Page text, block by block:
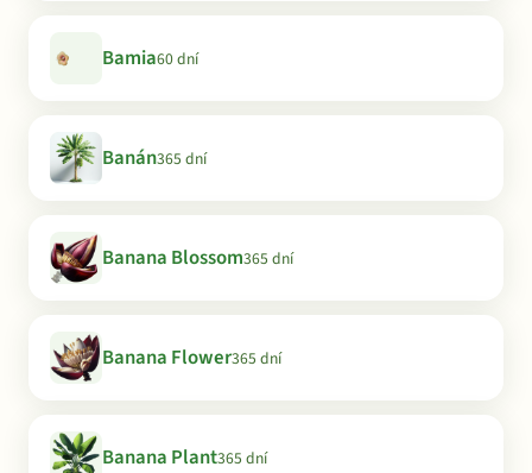
Bamia60 dní
Banán365 dní
Banana Blossom365 dní
Banana Flower365 dní
Banana Plant365 dní